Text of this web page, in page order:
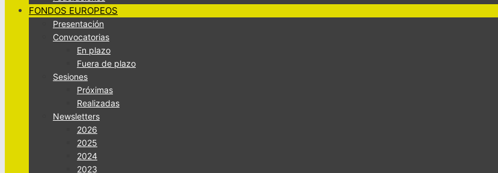
FONDOS EUROPEOS
Presentación
Convocatorias
En plazo
Fuera de plazo
Sesiones
Próximas
Realizadas
Newsletters
2026
2025
2024
2023